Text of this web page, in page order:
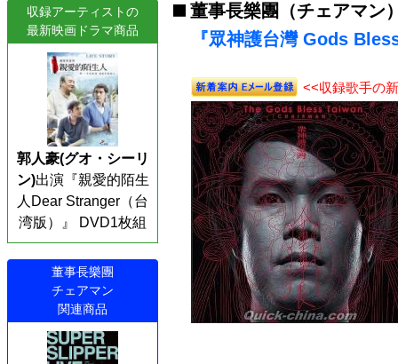
収録アーティストの
最新映画ドラマ商品
郭人豪(グオ・シーリ
ン)出演『親愛的陌生
人Dear Stranger（台
湾版）』 DVD1枚組
董事長樂團
チェアマン
関連商品
董事長樂團（チェアマン
『眾神護台灣 Gods
<<収録歌手の